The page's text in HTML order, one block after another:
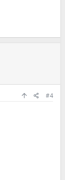
#4